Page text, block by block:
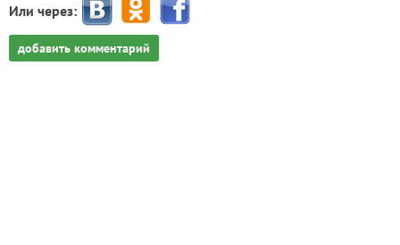
Или через:
добавить комментарий